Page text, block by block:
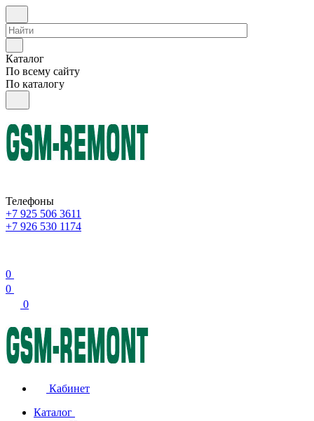
Каталог
По всему сайту
По каталогу
Телефоны
+7 925 506 3611
+7 926 530 1174
0
0
0
Кабинет
Каталог